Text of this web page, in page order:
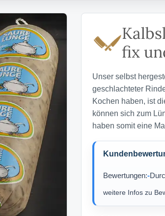
fix
Unser selbst
geschlachteter
Kochen haben, ist
können sich zum
haben somit eine
Bewertungen:-
weitere Infos zu